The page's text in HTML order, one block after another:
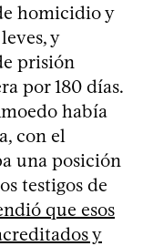
homicidio y
y
prisión
por 180 días.
había
con el
una posición
testigos de
que esos
y